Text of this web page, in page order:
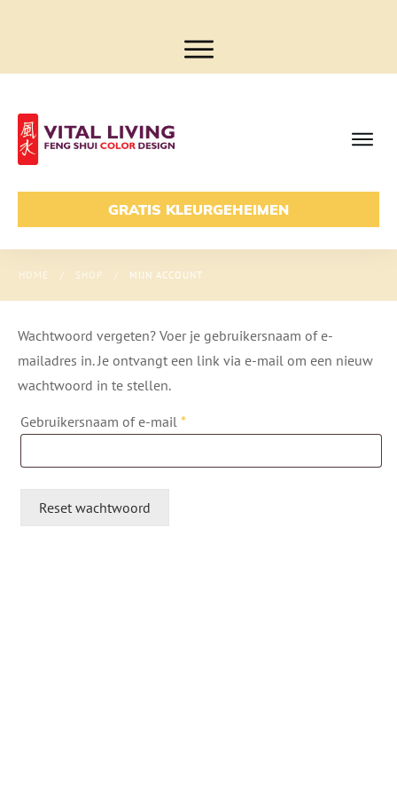
GRATIS KLEURGEHEIMEN
HOME / SHOP / MIJN ACCOUNT
Wachtwoord vergeten? Voer je gebruikersnaam of e-
mailadres in. Je ontvangt een link via e-mail om een nieuw
wachtwoord in te stellen.
Gebruikersnaam of e-mail *Vereist
Reset wachtwoord